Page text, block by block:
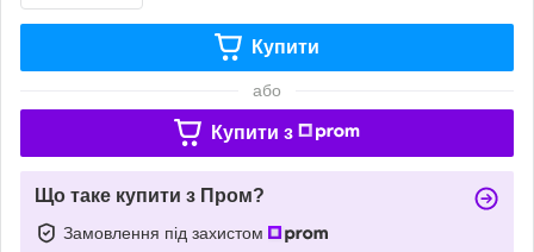
Купити
або
Купити з
Що таке купити з Пром?
Замовлення під захистом